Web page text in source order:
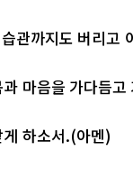
관까지도 버리고
마음을 가다듬
하소서.(아멘)